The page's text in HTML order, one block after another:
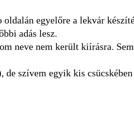
egyelőre a lekvár
adás lesz.
neve nem került kiírásra.
szívem egyik kis